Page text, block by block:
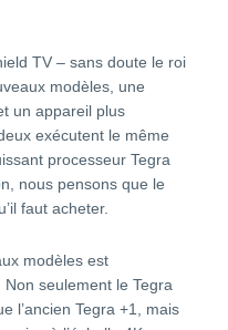
TV – sans doute le roi
modèles, une
un appareil plus
exécutent le même
processeur Tegra
nous pensons que le
faut acheter.
modèles est
seulement le Tegra
l’ancien Tegra +1, mais